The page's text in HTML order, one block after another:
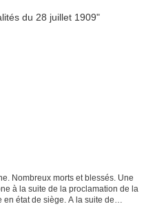
Nombreux morts et blessés. Une
à la suite de la proclamation de la
état de siège. A la suite de